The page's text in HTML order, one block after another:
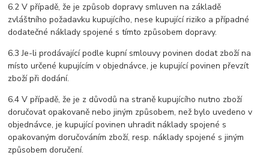
6.2 V případě, že je způsob dopravy smluven na základě
zvláštního požadavku kupujícího, nese kupující riziko a případné
dodatečné náklady spojené s tímto způsobem dopravy.
6.3 Je-li prodávající podle kupní smlouvy povinen dodat zboží na
místo určené kupujícím v objednávce, je kupující povinen převzít
zboží při dodání.
6.4 V případě, že je z důvodů na straně kupujícího nutno zboží
doručovat opakovaně nebo jiným způsobem, než bylo uvedeno v
objednávce, je kupující povinen uhradit náklady spojené s
opakovaným doručováním zboží, resp. náklady spojené s jiným
způsobem doručení.